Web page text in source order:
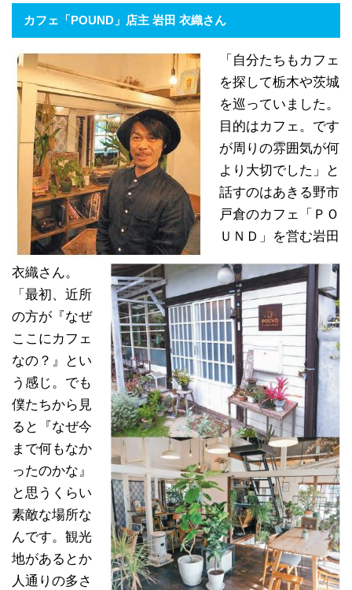
カフェ「POUND」店主 岩田 衣織さん
「自分たちもカフェ
を探して栃木や茨城
を巡っていました。
目的はカフェ。です
が周りの雰囲気が何
より大切でした」と
話すのはあきる野市
戸倉のカフェ「ＰＯ
ＵＮＤ」を営む岩田
衣織さん。
「最初、近所
の方が『なぜ
ここにカフェ
なの？』とい
う感じ。でも
僕たちから見
ると『なぜ今
まで何もなか
ったのかな』
と思うくらい
素敵な場所な
んです。観光
地があるとか
人通りの多さ